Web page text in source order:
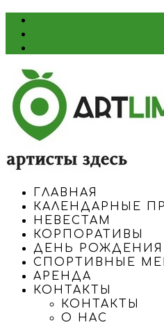
ГЛАВНАЯ
КАЛЕНДАРНЫЕ
НЕВЕСТАМ
КОРПОРАТИВЫ
ДЕНЬ РОЖДЕНИЯ
СПОРТИВНЫЕ
АРЕНДА
КОНТАКТЫ
КОНТАКТЫ
О НАС